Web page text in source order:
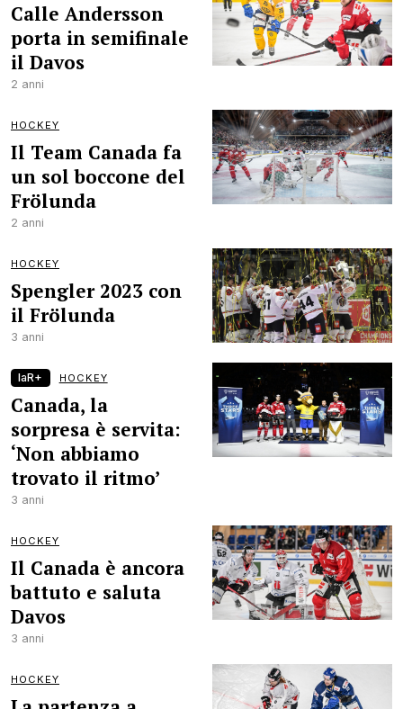
Calle Andersson
porta in semifinale
il Davos
2 anni
HOCKEY
Il Team Canada fa
un sol boccone del
Frölunda
2 anni
HOCKEY
Spengler 2023 con
il Frölunda
3 anni
laR+ HOCKEY
Canada, la
sorpresa è servita:
‘Non abbiamo
trovato il ritmo’
3 anni
HOCKEY
Il Canada è ancora
battuto e saluta
Davos
3 anni
HOCKEY